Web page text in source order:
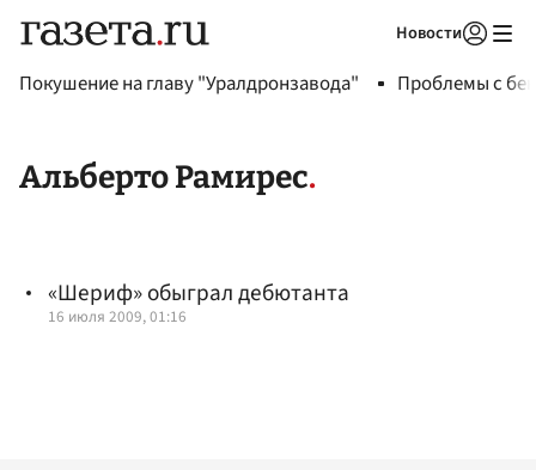
Новости
Покушение на главу "Уралдронзавода" Проблемы с
Альберто Рамирес
«Шериф» обыграл дебютанта
16 июля 2009, 01:16